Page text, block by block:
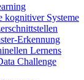
kognitiver Systeme
Erkennung
Lernens
Challenge